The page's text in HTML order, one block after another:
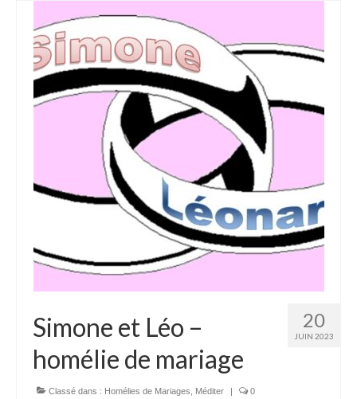
20
JUIN 2023
Simone et Léo –
homélie de mariage
Classé dans : Homélies de Mariages Méditer | 0